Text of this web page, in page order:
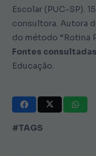
Escolar (PUC-SP).
consultora. Autora
do método “Rotina
Fontes
Educação.
#TAGS